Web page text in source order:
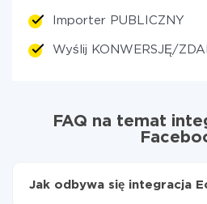
Importer PUBLICZNY
Wyślij KONWERSJĘ/
FAQ na temat
Jak odbywa się integracja